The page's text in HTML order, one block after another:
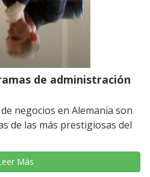
de administración
negocios en Alemania son
de las más prestigiosas del
Más